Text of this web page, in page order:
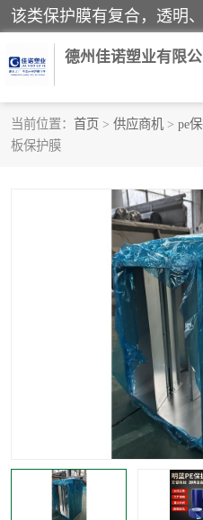
德州佳诺塑业有限公
当前位置： 首页 > 供应商机 > pe
板保护膜
pe保护膜
不绣钢板保护膜
窗缝阻风胶带
不锈钢板保护膜